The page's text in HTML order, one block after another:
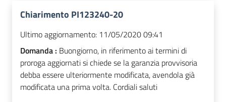
Chiarimento PI123240-20
Ultimo aggiornamento: 11/05/2020 09:41
Domanda : Buongiorno, in riferimento ai termini di
proroga aggiornati si chiede se la garanzia provvisoria
debba essere ulteriormente modificata, avendola già
modificata una prima volta. Cordiali saluti